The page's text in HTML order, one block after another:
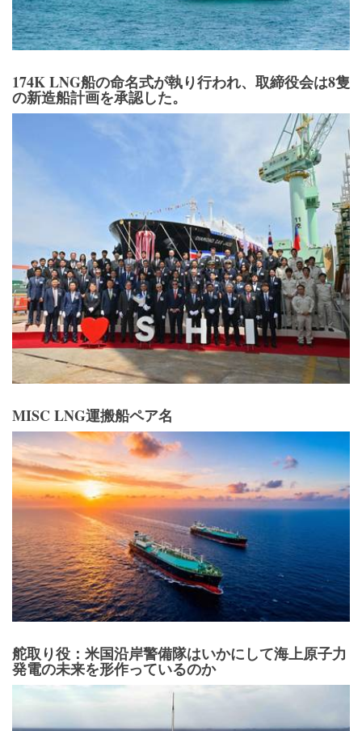
174K LNG船の命名式が執り行われ、取締役会は8隻
の新造船計画を承認した。
MISC LNG運搬船ペア名
舵取り役：米国沿岸警備隊はいかにして海上原子力
発電の未来を形作っているのか